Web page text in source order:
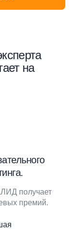
на
получает
премий.